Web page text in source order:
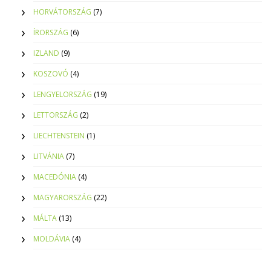
HORVÁTORSZÁG (7)
ÍRORSZÁG (6)
IZLAND (9)
KOSZOVÓ (4)
LENGYELORSZÁG (19)
LETTORSZÁG (2)
LIECHTENSTEIN (1)
LITVÁNIA (7)
MACEDÓNIA (4)
MAGYARORSZÁG (22)
MÁLTA (13)
MOLDÁVIA (4)